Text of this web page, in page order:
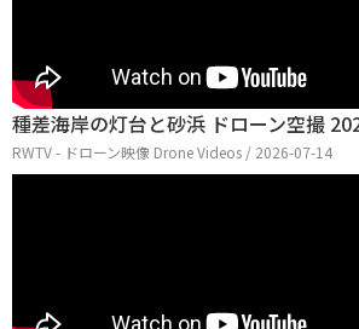
種差海岸の灯台と砂浜 ドローン空撮
RWTV - ドローン映像 Drone Videos / 2026-07-14